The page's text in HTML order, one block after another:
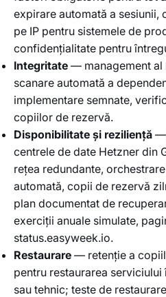
expirare automată a sesiunii,
pe IP pentru sistemele de
confidențialitate pentru
Integritate — management
scanare automată a
implementare semnate,
copiilor de rezervă.
Disponibilitate și reziliență —
centrele de date Hetzner din
rețea redundante,
automată, copii de rezervă
plan documentat de
exerciții anuale simulate,
status.easyweek.io.
Restaurare — retenție a
pentru restaurarea
sau tehnic; teste de